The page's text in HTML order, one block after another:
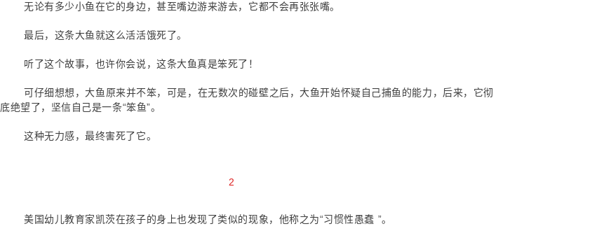
无论有多少小鱼在它的身边，甚至嘴边游来游去，它都不会再张张嘴。
最后，这条大鱼就这么活活饿死了。
听了这个故事，也许你会说，这条大鱼真是笨死了！
可仔细想想，大鱼原来并不笨，可是，在无数次的碰壁之后，大鱼开始怀疑自己捕鱼的能力，后来，它彻
底绝望了，坚信自己是一条“笨鱼”。
这种无力感，最终害死了它。
2
美国幼儿教育家凯茨在孩子的身上也发现了类似的现象，他称之为“习惯性愚蠢 ”。